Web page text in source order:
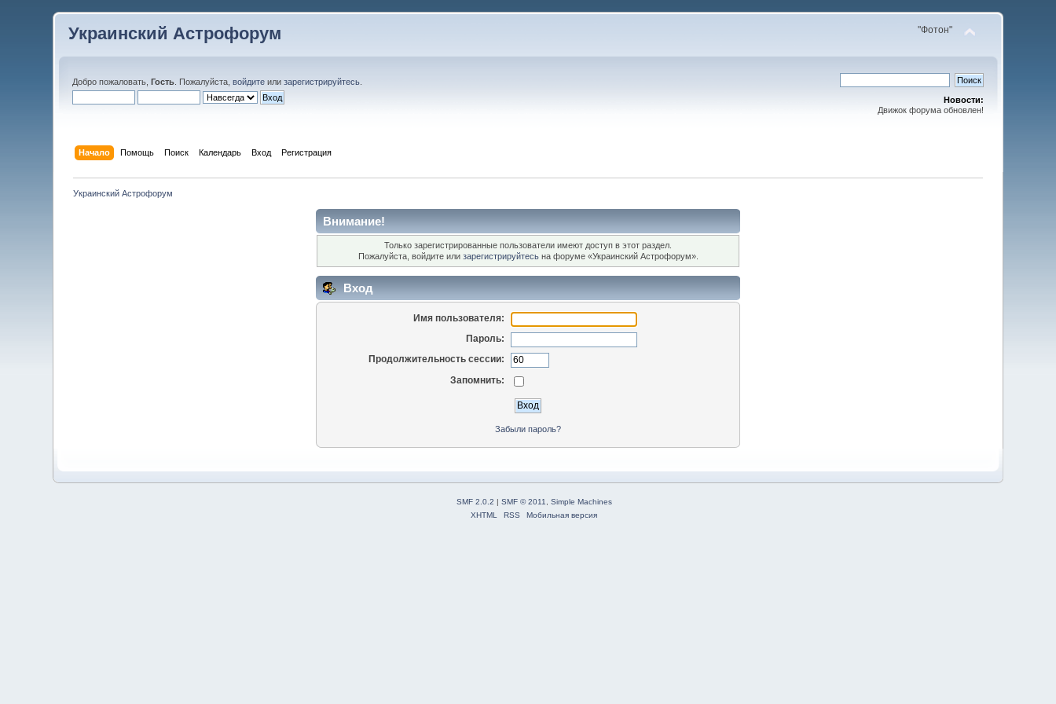
Украинский Астрофорум "Фотон"
Добро пожаловать,Гость . Пожалуйста,войдите илизарегистрируйтесь
Новости:
Движок форума обновлен!
Начало Помощь Поиск Календарь Вход Регистрация
Украинский Астрофорум
Внимание!
Только зарегистрированные пользователи имеют доступ в этот раздел.
Пожалуйста, войдите или зарегистрируйтесьна форуме «Украинский Астрофорум».
Вход
Имя пользователя:
Пароль:
Продолжительность сессии:
Запомнить:
Забыли пароль?
SMF 2.0.2 | SMF © 2011
Simple Machines
XHTML
RSS Мобильная версия